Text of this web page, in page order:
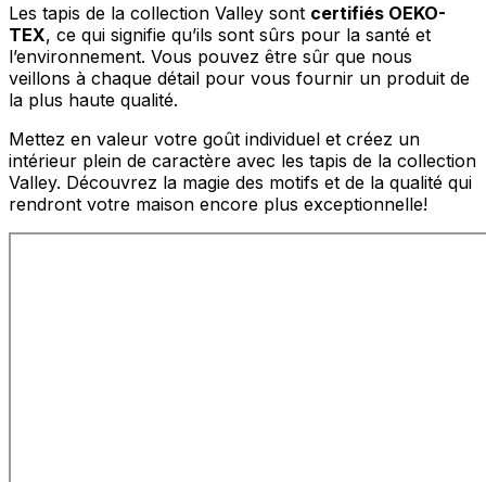
Les tapis de la collection Valley sont certifiés OEKO-
TEX, ce qui signifie qu’ils sont sûrs pour la santé et
l’environnement. Vous pouvez être sûr que nous
veillons à chaque détail pour vous fournir un produit de
la plus haute qualité.
Mettez en valeur votre goût individuel et créez un
intérieur plein de caractère avec les tapis de la collection
Valley. Découvrez la magie des motifs et de la qualité qui
rendront votre maison encore plus exceptionnelle!